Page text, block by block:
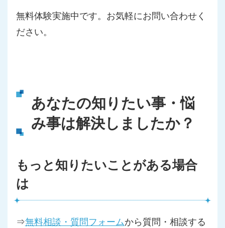
無料体験実施中です。お気軽にお問い合わせく
ださい。
あなたの知りたい事・悩
み事は解決しましたか？
もっと知りたいことがある場合
は
⇒無料相談・質問フォームから質問・相談する